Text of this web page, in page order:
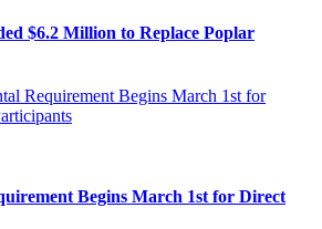
$6.2 Million to Replace Poplar
Begins March 1st for Direct